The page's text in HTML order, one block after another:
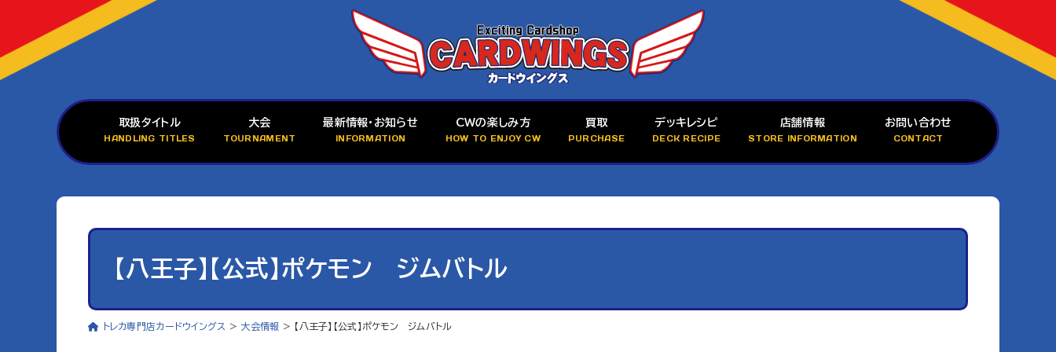
取扱タイトル
HANDLING TITLES
大会
TOURNAMENT
最新情報・お知らせ
INFORMATION
CWの楽しみ方
HOW TO ENJOY CW
買取
PURCHASE
デッキレシピ
DECK RECIPE
店舗情報
STORE INFORMATION
お問い合わせ
CONTACT
【八王子】【公式】ポケモン ジムバトル
トレカ専門店カードウイングス > 大会情報 > 【八王子】【公式】ポケモン ジムバトル